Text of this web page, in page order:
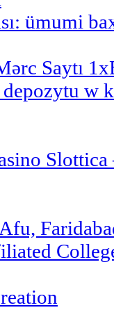
ümumi
Saytı
w
Slottica